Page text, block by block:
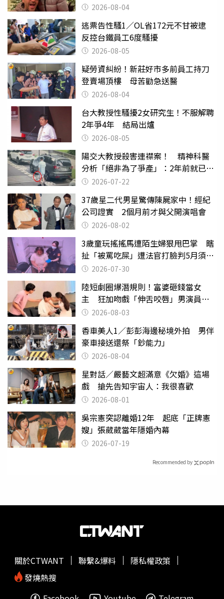
2026-08-04
逃票告性騷1／OL省172元不甘被逮
反控台鐵員工6度騷擾
2026-08-05
疑勞資糾紛！新莊好市多前員工持刀
登賣場頂樓 母苦勸急送醫
2026-08-04
台大教授性騷擾2女研究生！不服解聘
2年爭4年 結局出爐
2026-08-05
陽交大教授殺害連襟案！ 精神科醫
分析「絕非為了爭產」：2年前就已言
行詭異
2026-07-22
37歲星二代男星驚傳陳屍家中！經紀
公司證實 2個月前才與父開演唱會
2026-08-02
3歲童玩搖搖馬遭陌生婦狠甩巴掌 瞎
扯「被罵吃屎」遭法官打臉判5月須入
監 2026-07-30
陸短劇圈爆潛規則！富婆砸錢當女
主 狂加吻戲「伸舌咬唇」男演員崩
潰 2026-08-03
香車美人1／彭彭海邊秘境外拍 男伴
豪車接送還祭「鈔能力」
2026-08-04
星對話／嚴藝文超滿意《欠婚》這場
戲 搶先告知宇宙人：我很喜歡
2026-08-01
吳宗憲突認離婚12年 起底「正牌憲
嫂」張葳葳當年隱婚內幕
2026-07-19
Recommended by
關於CTWANT 聯繫&爆料
隱私權政策
發燒熱搜